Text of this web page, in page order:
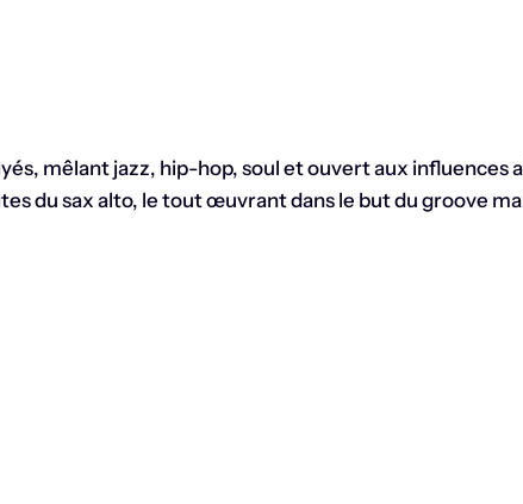
mêlant jazz, hip-hop, soul et ouvert aux influences
du sax alto, le tout œuvrant dans le but du groove